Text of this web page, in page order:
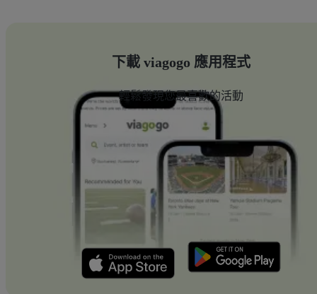
下載 viagogo 應用程式
輕鬆發現您最喜歡的活動